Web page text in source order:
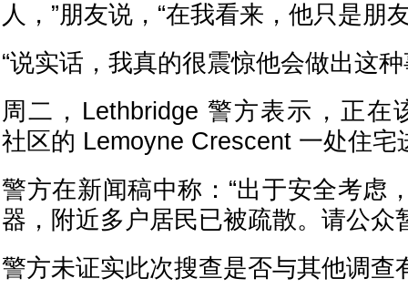
人，”朋友说，“在我看来，他只是朋
“说实话，我真的很震惊他会做出这
周二，Lethbridge 警方表示，正在
社区的 Lemoyne Crescent 一处住宅
警方在新闻稿中称：“出于安全考虑
器，附近多户居民已被疏散。请公众
警方未证实此次搜查是否与其他调查